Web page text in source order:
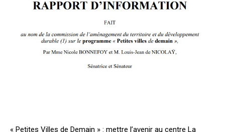
« Petites Villes de Demain » : mettre l’avenir au centre La